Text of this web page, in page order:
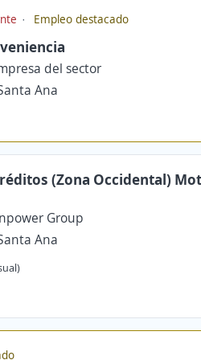
Empleo destacado
del sector
Ana
(Zona Occidental)
Group
Ana